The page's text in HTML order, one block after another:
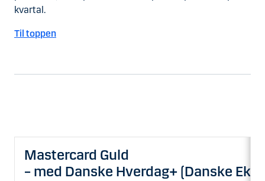
kvartal.
Til toppen
Mastercard Guld
– med Danske Hverdag+ (Danske